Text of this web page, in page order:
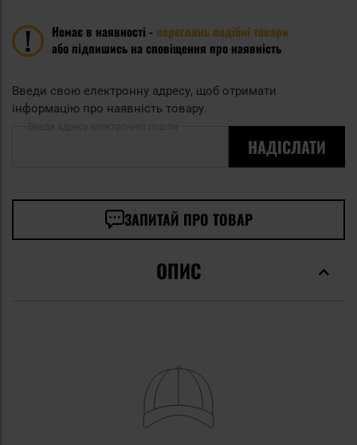
Немає в наявності - переглянь подібні товари
або підпишись на сповіщення про наявність
Введи свою електронну адресу, щоб отримати
інформацію про наявність товару.
НАДІСЛАТИ
ЗАПИТАЙ ПРО ТОВАР
ОПИС